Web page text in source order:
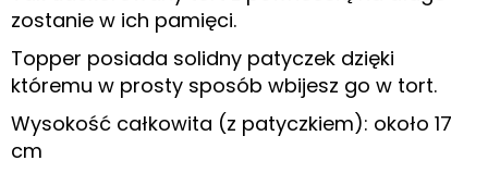
zostanie w ich pamięci.
Topper posiada solidny patyczek dzięki
któremu w prosty sposób wbijesz go w tort.
Wysokość całkowita (z patyczkiem): około 17
cm